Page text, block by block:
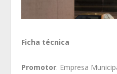
Ficha técnica
Promotor: Empresa